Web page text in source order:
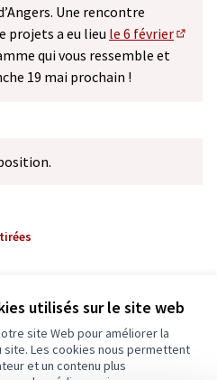
utilisés sur le site web
site Web pour améliorer la
Les cookies nous permettent
et un contenu plus
Une rencontre
projets a eu lieu le 6 février
qui vous ressemble et
19 mai prochain !